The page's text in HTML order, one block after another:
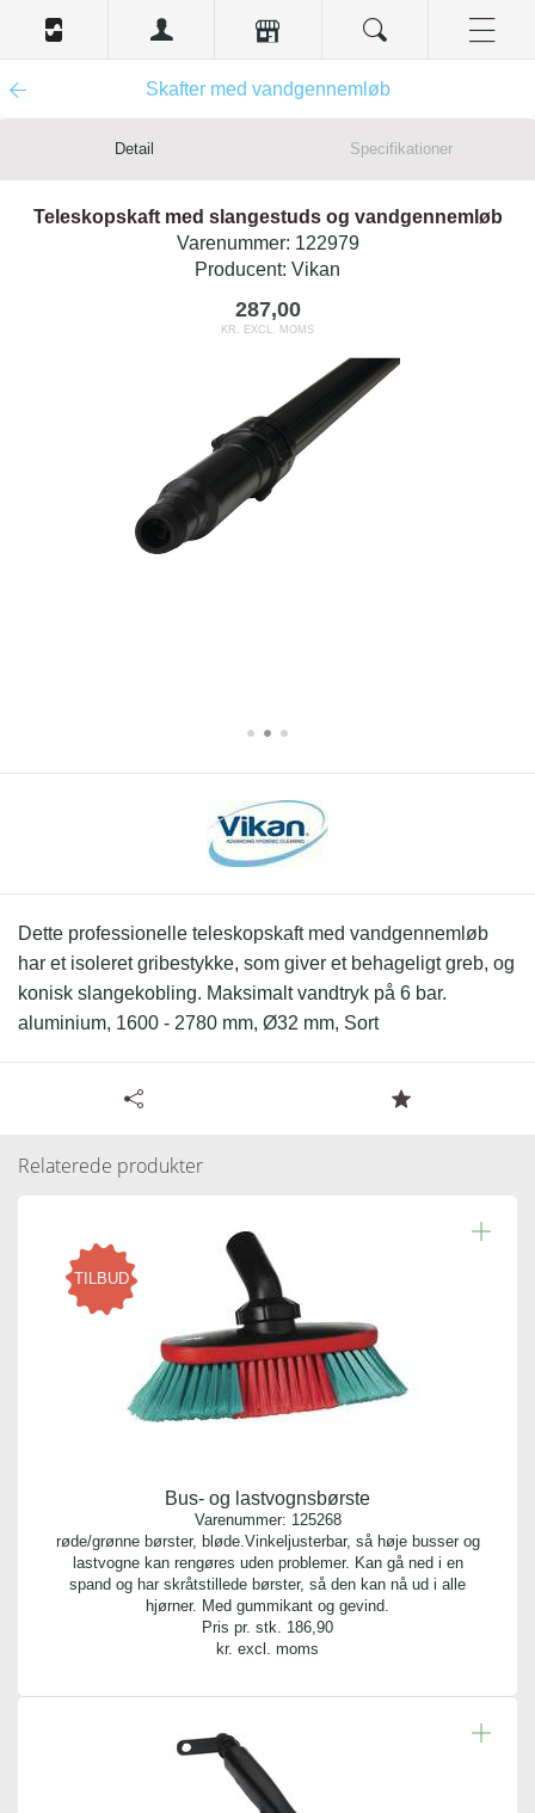
Skafter med vandgennemløb
Detail Specifikationer
Teleskopskaft med slangestuds og vandgennemløb
Varenummer: 122979
Producent: Vikan
287,00
KR. EXCL. MOMS
Dette professionelle teleskopskaft med vandgennemløb
har et isoleret gribestykke, som giver et behageligt greb, og
konisk slangekobling. Maksimalt vandtryk på 6 bar.
aluminium, 1600 - 2780 mm, Ø32 mm, Sort
Tilgængelige specifikationer for Teleskopskaft med
Antal pr. kolli:
5
Vægt gram:
1.090 gr
Antal pr. palle:
0
Indhold:
1 stk.
Længde:
160,00 cm
Relaterede produkter
TILBUD
Bus- og lastvognsbørste
Varenummer: 125268
røde/grønne børster, bløde.Vinkeljusterbar, så høje busser og
lastvogne kan rengøres uden problemer. Kan gå ned i en
spand og har skråtstillede børster, så den kan nå ud i alle
hjørner. Med gummikant og gevind.
Pris pr. stk. 186,90
kr. excl. moms